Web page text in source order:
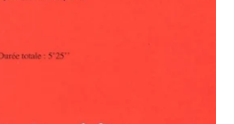
la
vue